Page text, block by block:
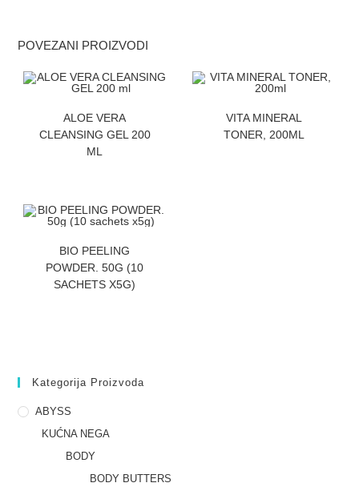
POVEZANI PROIZVODI
ALOE VERA
CLEANSING GEL 200
ML
VITA MINERAL
TONER, 200ML
BIO PEELING
POWDER. 50G (10
SACHETS X5G)
Kategorija Proizvoda
ABYSS
KUĆNA NEGA
BODY
BODY BUTTERS